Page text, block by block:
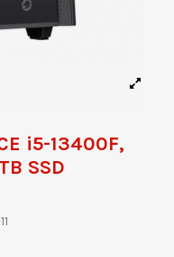
i5-13400F,
SSD